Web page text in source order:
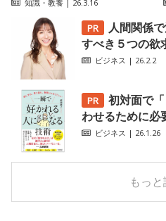
知識・教養 | 26.3.16
人間関係
すべき５つの欲
ビジネス | 26.2.2
初対面で
わせるために必
ビジネス | 26.1.26
もっ